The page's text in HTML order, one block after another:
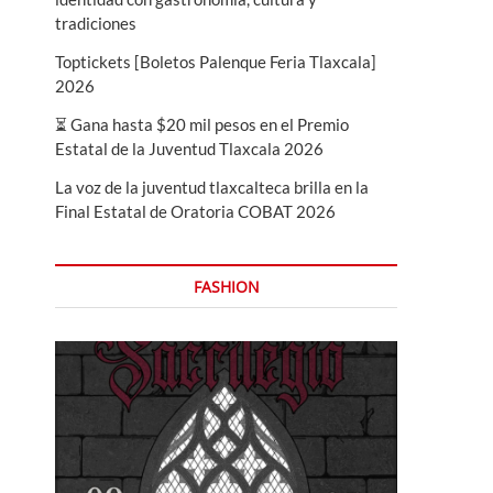
tradiciones
Toptickets [Boletos Palenque Feria Tlaxcala]
2026
⏳ Gana hasta $20 mil pesos en el Premio
Estatal de la Juventud Tlaxcala 2026
La voz de la juventud tlaxcalteca brilla en la
Final Estatal de Oratoria COBAT 2026
FASHION